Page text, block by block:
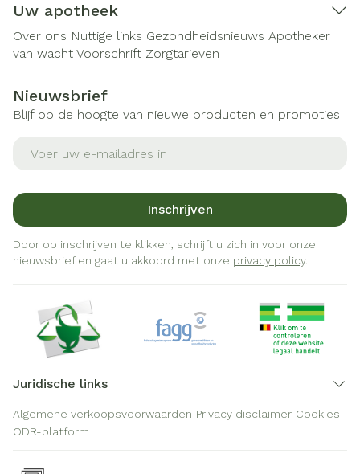
Uw apotheek
Over ons Nuttige links Gezondheidsnieuws Apotheker
van wacht Voorschrift Zorgtarieven
Nieuwsbrief
Blijf op de hoogte van nieuwe producten en promoties
Inschrijven
Door op inschrijven te klikken, schrijft u zich in voor onze
nieuwsbrief en gaat u akkoord met onze privacy policy.
Juridische links
Algemene verkoopsvoorwaarden Privacy disclaimer Cookies
ODR-platform